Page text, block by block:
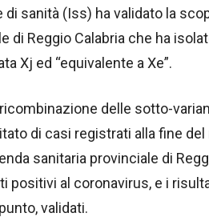
di sanità (Iss) ha validato la
di Reggio Calabria che ha
Xj ed “equivalente a Xe”.
delle sotto-
di casi registrati alla fine
sanitaria provinciale di
positivi al coronavirus, e i
validati.